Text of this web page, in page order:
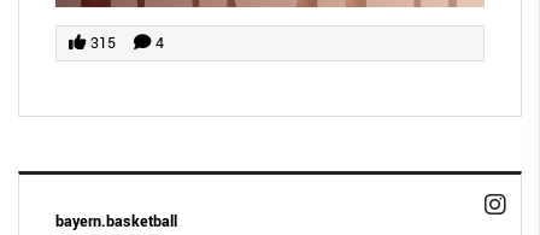
315 4
bayern.basketball